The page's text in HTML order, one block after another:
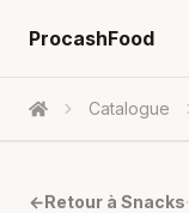
ProcashFood
Accueil Catalogue
←Retour à Snacks·